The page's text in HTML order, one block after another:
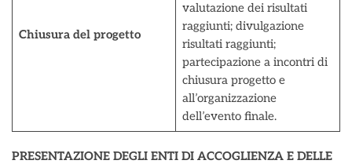
Chiusura del progetto
valutazione dei risultati
raggiunti; divulgazione
risultati raggiunti;
partecipazione a incontri di
chiusura progetto e
all’organizzazione
dell’evento finale.
PRESENTAZIONE DEGLI ENTI DI ACCOGLIENZA E DELLE